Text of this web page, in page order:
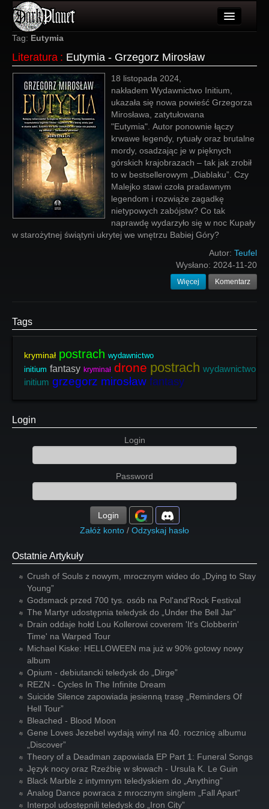
Artykuły
Użytkownicy
Wydarzenia
Galeria
Forum
Więcej
Login
Tag: Eutymia
Literatura : Eutymia - Grzegorz Mirosław
18 listopada 2024,
nakładem Wydawnictwo Initium,
ukazała się nowa powieść Grzegorza
Mirosława, zatytułowana
"Eutymia". Autor ponownie łączy
krwawe legendy, rytuały oraz brutalne
mordy, osadzając je w pięknych
górskich krajobrazach – tak jak zrobił
to w bestsellerowym „Diablaku”. Czy
Malejko stawi czoła pradawnym
legendom i rozwiąże zagadkę
nietypowych zabójstw? Co tak
naprawdę wydarzyło się w noc Kupały
w starożytnej świątyni ukrytej we wnętrzu Babiej Góry?
Autor: Teufel
Wysłano: 2024-11-20
Więcej Komentarz
Tags
kryminał postrach wydawnictwo
initium fantasy kryminał drone postrach wydawnictwo
initium grzegorz mirosław fantasy
Login
Login
Password
Login
Załóż konto / Odzyskaj hasło
Ostatnie Artykuły
Crush of Souls z nowym, mrocznym wideo do „Dying to Stay
Young”
Godsmack przed 700 tys. osób na Pol'and'Rock Festival
The Martyr udostępnia teledysk do „Under the Bell Jar”
Drain oddaje hołd Lou Kollerowi coverem 'It's Clobberin'
Time' na Warped Tour
Michael Kiske: HELLOWEEN ma już w 90% gotowy nowy
album
Opium - debiutancki teledysk do „Dirge”
REZN - Cycles In The Infinite Dream
Suicide Silence zapowiada jesienną trasę „Reminders Of
Hell Tour”
Bleached - Blood Moon
Gene Loves Jezebel wydają winyl na 40. rocznicę albumu
„Discover”
Theory of a Deadman zapowiada EP Part 1: Funeral Songs
Język nocy oraz Rzeźbię w słowach - Ursula K. Le Guin
Black Marble z intymnym teledyskiem do „Anything”
Analog Dance powraca z mrocznym singlem „Fall Apart”
Interpol udostępnili teledysk do „Iron City”